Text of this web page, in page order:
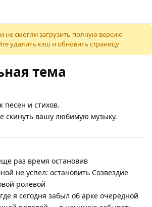
не смогли загрузить полную версию
удалить кэш и обновить страницу
тема
песен и стихов.
скинуть вашу любимую музыку.
раз время остановив
не успел: остановить Созвездие
ролевой
я сегодня забыл об арке очередной